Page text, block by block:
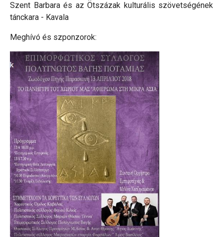
Szent Barbara és az Ötszázak kulturális szövetségének
tánckara - Kavala
Meghívó és szponzorok: